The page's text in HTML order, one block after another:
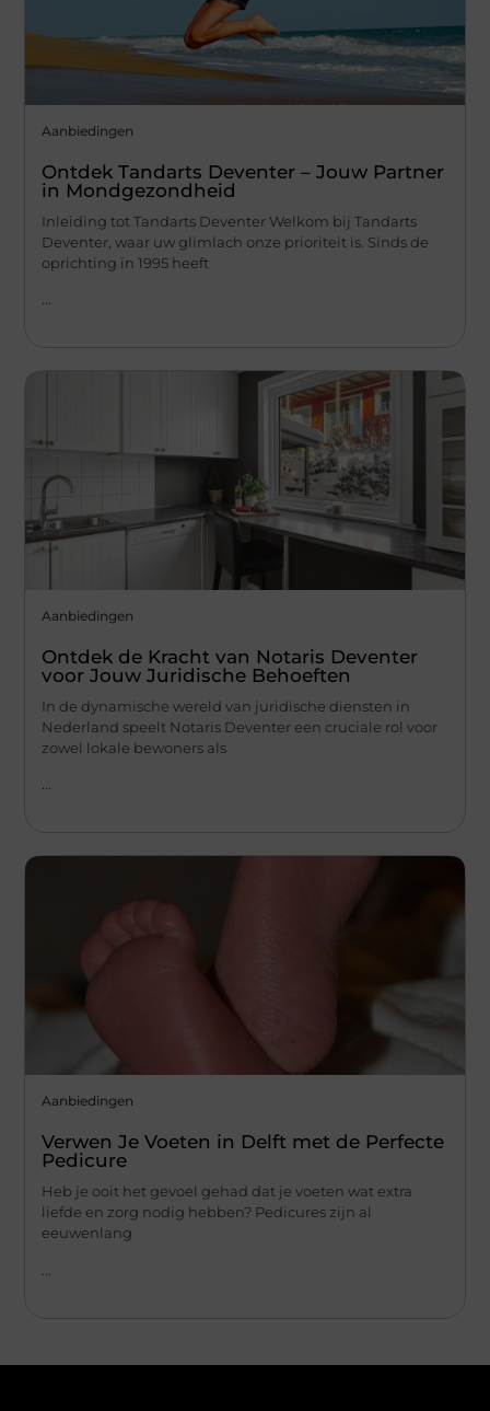
Aanbiedingen
Ontdek Tandarts Deventer – Jouw Partner
in Mondgezondheid
Inleiding tot Tandarts Deventer Welkom bij Tandarts
Deventer, waar uw glimlach onze prioriteit is. Sinds de
oprichting in 1995 heeft
Aanbiedingen
Ontdek de Kracht van Notaris Deventer
voor Jouw Juridische Behoeften
In de dynamische wereld van juridische diensten in
Nederland speelt Notaris Deventer een cruciale rol voor
zowel lokale bewoners als
...
Aanbiedingen
Verwen Je Voeten in Delft met de Perfecte
Pedicure
Heb je ooit het gevoel gehad dat je voeten wat extra
liefde en zorg nodig hebben? Pedicures zijn al
eeuwenlang